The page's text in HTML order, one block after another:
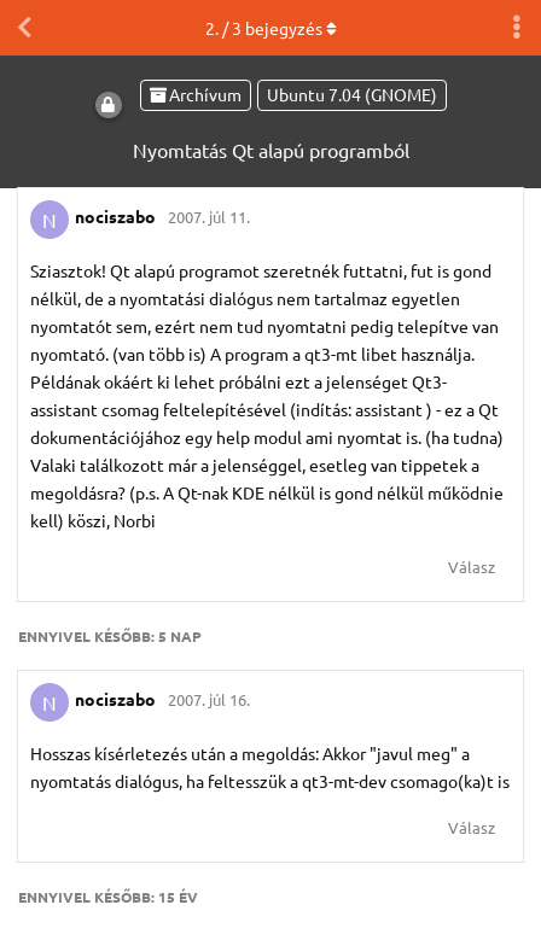
Archívum Ubuntu 7.04 (GNOME)
Nyomtatás Qt alapú programból
2. /3 bejegyzés
N nociszabo 2007. júl 11.
Sziasztok! Qt alapú programot szeretnék futtatni, fut is gond
nélkül, de a nyomtatási dialógus nem tartalmaz egyetlen
nyomtatót sem, ezért nem tud nyomtatni pedig telepítve van
nyomtató. (van több is) A program a qt3-mt libet használja.
Példának okáért ki lehet próbálni ezt a jelenséget Qt3-
assistant csomag feltelepítésével (indítás: assistant ) - ez a Qt
dokumentációjához egy help modul ami nyomtat is. (ha tudna)
Valaki találkozott már a jelenséggel, esetleg van tippetek a
megoldásra? (p.s. A Qt-nak KDE nélkül is gond nélkül működnie
kell) köszi, Norbi
Válasz
ENNYIVEL KÉSŐBB:5 NAP
N nociszabo 2007. júl 16.
Hosszas kísérletezés után a megoldás: Akkor "javul meg" a
nyomtatás dialógus, ha feltesszük a qt3-mt-dev csomago(ka)t is
Válasz
ENNYIVEL KÉSŐBB: 15 ÉV